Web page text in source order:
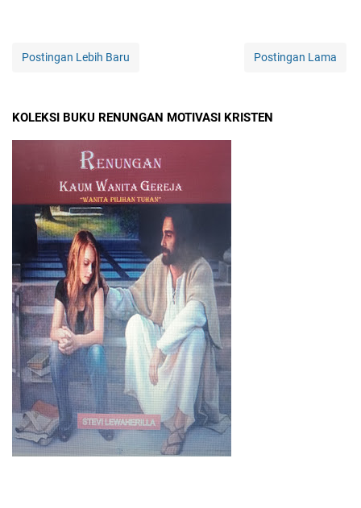
Postingan Lebih Baru Postingan Lama
KOLEKSI BUKU RENUNGAN MOTIVASI KRISTEN